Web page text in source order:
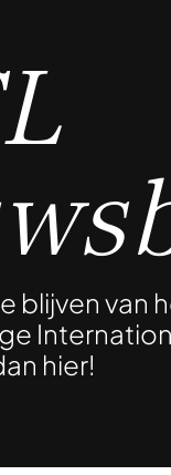
blijven van
hier!